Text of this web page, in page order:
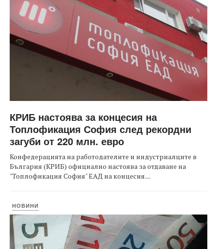
КРИБ настоява за концесия на
Топлофикация София след рекордни
загуби от 220 млн. евро
Конфедерацията на работодателите и индустриалците в
България (КРИБ) официално настоява за отдаване на
"Топлофикация София" ЕАД на концесия....
НОВИНИ